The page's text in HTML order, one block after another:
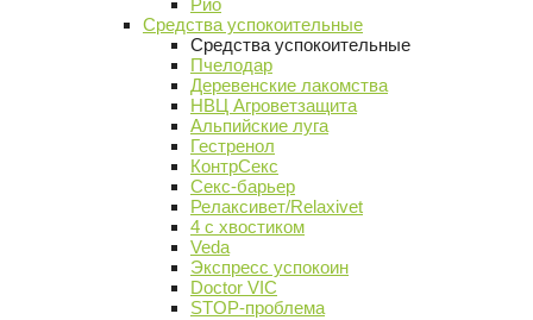
Рио
Средства успокоительные
Средства успокоительные
Пчелодар
Деревенские лакомства
НВЦ Агроветзащита
Альпийские луга
Гестренол
КонтрСекс
Секс-барьер
Релаксивет/Relaxivet
4 с хвостиком
Veda
Экспресс успокоин
Doctor VIC
STOP-проблема